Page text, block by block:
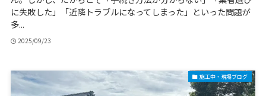
に失敗した」「近隣トラブルになってしまった」といった問題が
多...
2025/09/23
施工中・現場ブログ